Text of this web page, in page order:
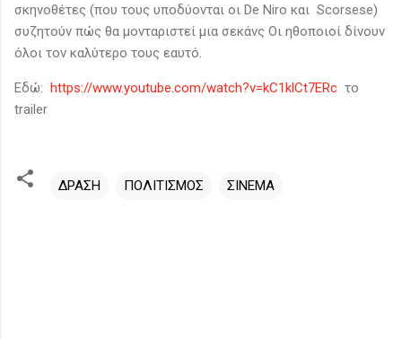
σκηνοθέτες (που τους υποδύονται οι De Niro και Scorsese)
συζητούν πώς θα μονταριστεί μια σεκάνς Οι ηθοποιοί δίνουν
όλοι τον καλύτερο τους εαυτό.
Εδώ: https://www.youtube.com/watch?v=kC1klCt7ERc το
trailer
ΔΡΑΣΗ ΠΟΛΙΤΙΣΜΟΣ ΣΙΝΕΜΑ